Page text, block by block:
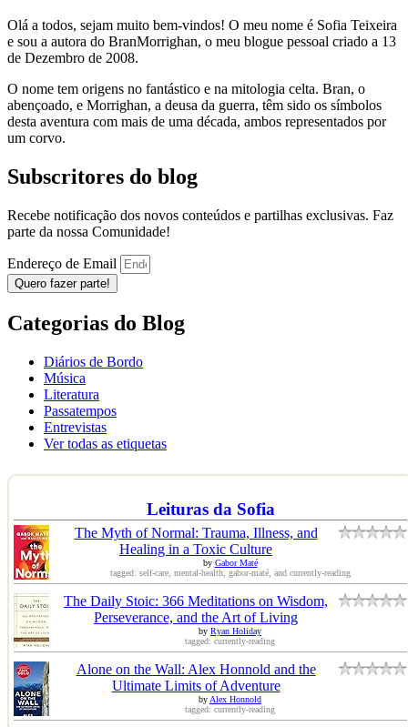
Olá a todos, sejam muito bem-vindos! O meu nome é Sofia Teixeira
e sou a autora do BranMorrighan, o meu blogue pessoal criado a 13
de Dezembro de 2008.
O nome tem origens no fantástico e na mitologia celta. Bran, o
abençoado, e Morrighan, a deusa da guerra, têm sido os símbolos
desta aventura com mais de uma década, ambos representados por
um corvo.
Subscritores do blog
Recebe notificação dos novos conteúdos e partilhas exclusivas. Faz
parte da nossa Comunidade!
Endereço de Email
Quero fazer parte!
Categorias do Blog
Diários de Bordo
Música
Literatura
Passatempos
Entrevistas
Ver todas as etiquetas
Leituras da Sofia
The Myth of Normal: Trauma, Illness, and
Healing in a Toxic Culture
by Gabor Maté
tagged: self-care, mental-health, gabor-maté, and currently-reading
The Daily Stoic: 366 Meditations on Wisdom,
Perseverance, and the Art of Living
by Ryan Holiday
tagged: currently-reading
Alone on the Wall: Alex Honnold and the
Ultimate Limits of Adventure
byAlex Honnold
tagged: currently-reading